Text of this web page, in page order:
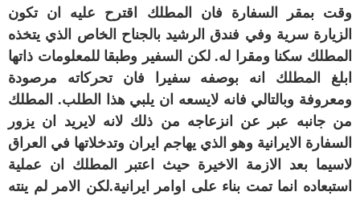
وقت بمقر السفارة فان المطلك اقترح عليه ان تكون
الزيارة سرية وفي فندق الرشيد بالجناح الخاص الذي يتخذه
المطلك سكنا ومقرا له. لكن السفير وطبقا للمعلومات ذاتها
ابلغ المطلك انه بوصفه سفيرا فان تحركاته مرصودة
ومعروفة وبالتالي فانه لايسعه ان يلبي هذا الطلب. المطلك
من جانبه عبر عن انزعاجه من ذلك لانه لايريد ان يزور
السفارة الايرانية وهو الذي يهاجم ايران وتدخلاتها في العراق
لاسيما بعد الازمة الاخيرة حيث اعتبر المطلك ان عملية
استبعاده انما تمت بناء على اوامر ايرانية.لكن الامر لم ينته